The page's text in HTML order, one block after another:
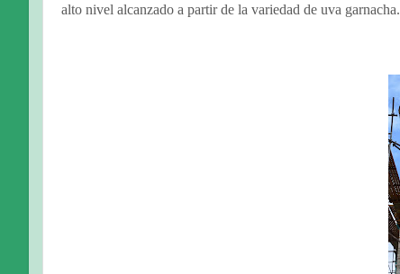
alto nivel alcanzado a partir de la variedad de uva garnacha.